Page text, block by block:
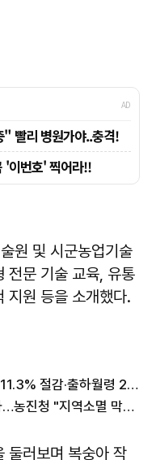
원 및 시군농업기술
전문 기술 교육, 유통
지원 등을 소개했다.
농진청 "한우 TMR 보급…사료비 11.3% 절감·출하월령 2개월 단축"
지역특화작목 생산액 10조원 돌파…농진청 "지역소멸 막을 핵심 동력"
둘러보며 복숭아 작